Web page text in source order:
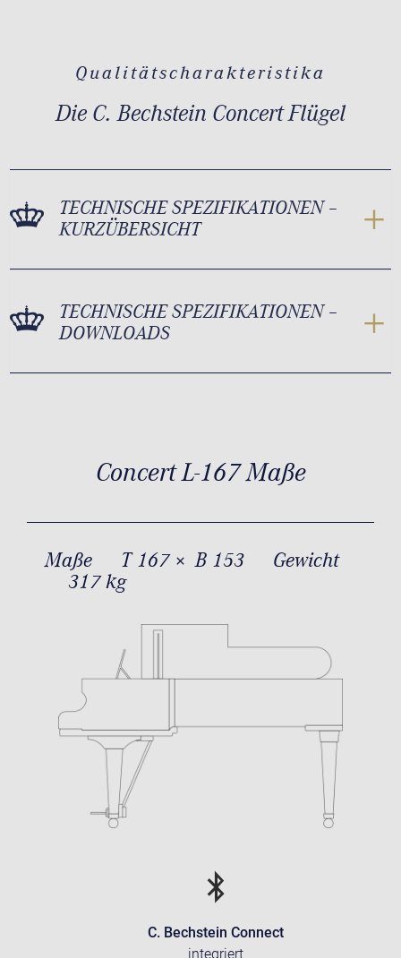
Qualitätscharakteristika
Die C. Bechstein Concert Flügel
TECHNISCHE SPEZIFIKATIONEN –
KURZÜBERSICHT
TECHNISCHE SPEZIFIKATIONEN –
DOWNLOADS
Concert L-167 Maße
Maße T 167 × B 153
Gewicht
317 kg
C. Bechstein Connect
integriert